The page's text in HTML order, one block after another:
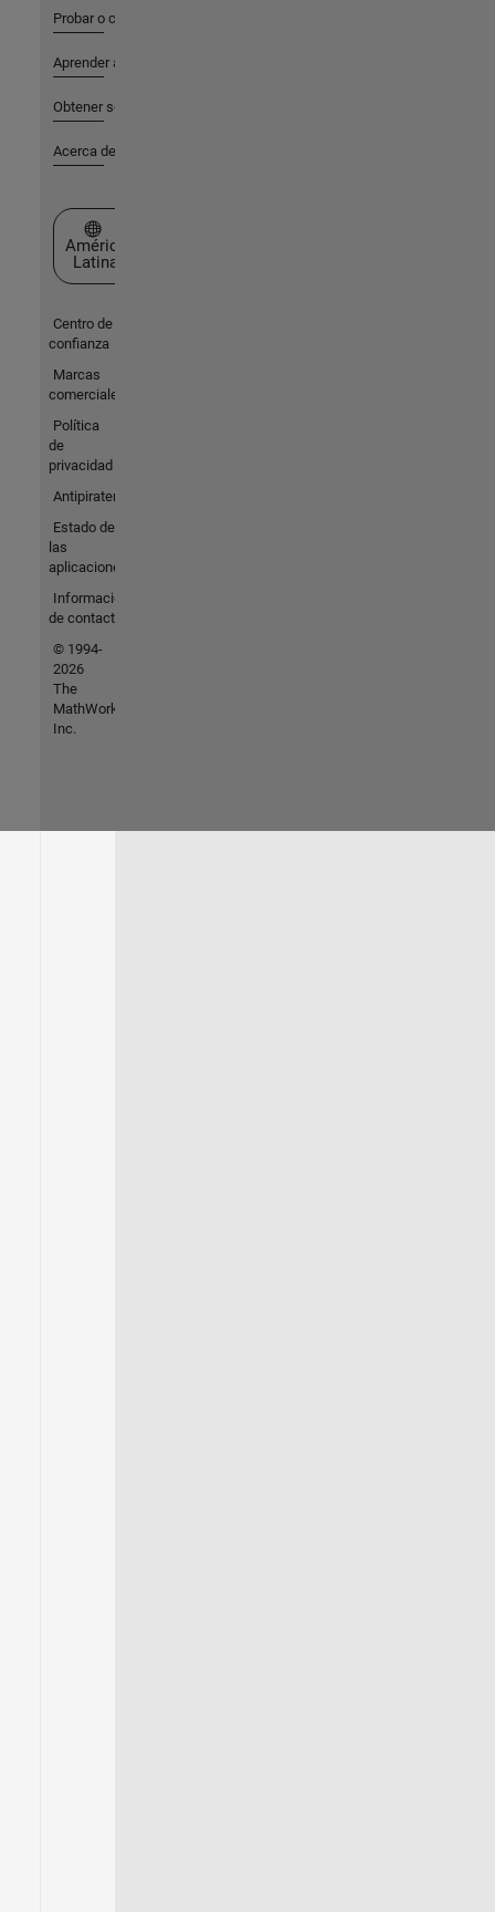
Probar o comprar
Aprender a utilizar
Obtener soporte
Acerca de MathWorks
Seleccione un país/idioma
América
Latina
Centro de
confianza
Marcas
comerciales
Política
de
privacidad
Antipiratería
Estado de
las
aplicaciones
Información
de contacto
© 1994-
2026
The
MathWorks,
Inc.